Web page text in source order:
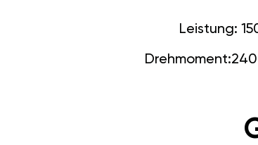
Leistung:
Drehmoment: